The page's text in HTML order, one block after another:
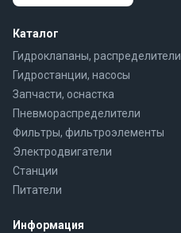
Каталог
Гидроклапаны, распределители
Гидростанции, насосы
Запчасти, оснастка
Пневмораспределители
Фильтры, фильтроэлементы
Электродвигатели
Станции
Питатели
Информация